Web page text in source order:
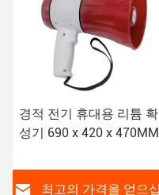
경적 전기 휴대용 리튬 확
성기 690 x 420 x 470MM
최고의 가격을 얻으